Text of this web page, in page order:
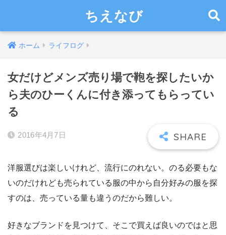
ちえなび
ホーム ライフログ
女だけどメンズ売り場で鞄を探したいか
ら夫のひーくんに付き添ってもらってい
る
2016年4月7日
洋服選びは楽しいけれど、流行にのれない。のる必要もな
いのだけれども売られている服の中から自分好みの服を探
すのは、売っている量も違うのだから難しい。
好きなブランドを見つけて、そこで買えば良いのではと思